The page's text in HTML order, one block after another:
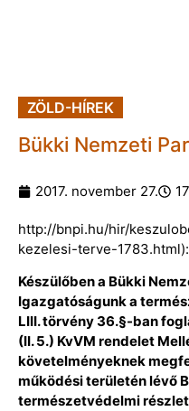
ZÖLD-HÍREK
Bükki Nemzeti
2017. november 27.
http://bnpi.hu/hir/
kezelesi-terve-1783.html):
Készülőben a Bükki
Igazgatóságunk a
LIII. törvény 36.§-ban
(II. 5.) KvVM rendelet
követelményeknek
működési területén lévő
természetvédelmi